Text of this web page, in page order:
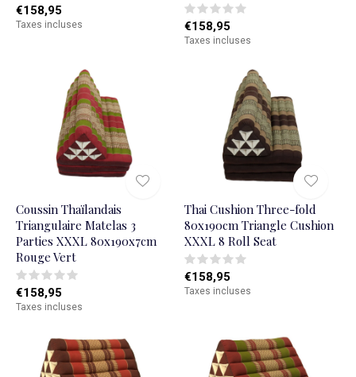
€158,95
Taxes incluses €158,95
Taxes incluses
Coussin Thaïlandais
Triangulaire Matelas 3
Parties XXXL 80x190x7cm
Rouge Vert
€158,95
Taxes incluses
Thai Cushion Three-fold
80x190cm Triangle Cushion
XXXL 8 Roll Seat
€158,95
Taxes incluses